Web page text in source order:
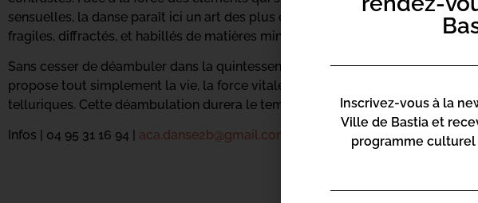
sensuelles, la danse paraît ici un art des plus éphémères reposant
fragiles, diffractés, et habillés de matières minérales.
Sans cesser de déambuler dans la quintessence située autour des éléments,
propose tout simplement la vie, la force vitale qui nous anime, depuis l’origine
telluriques. Cette déambulation durera le temps du festival et en sera le fil
Infos | 04 95 31 16 94 | aca.danse2b@gmail.com
Inscrivez-vous à la
Ville de Bastia et
programme culturel